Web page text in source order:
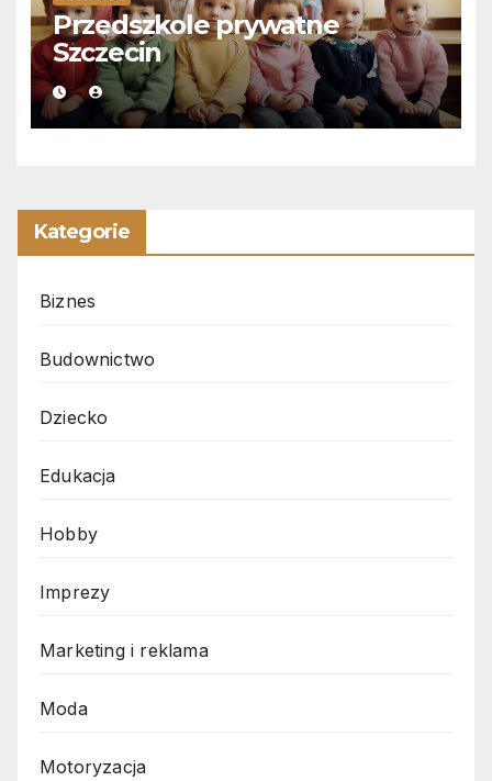
Przedszkole prywatne
Szczecin
Kategorie
Biznes
Budownictwo
Dziecko
Edukacja
Hobby
Imprezy
Marketing i reklama
Moda
Motoryzacja